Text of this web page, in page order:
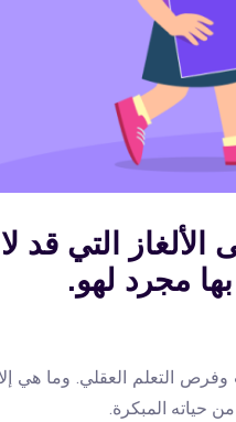
التي قد لا
مجرد لهو.
وفرص التعلم العقلي. وما هي
حياته المبكرة.